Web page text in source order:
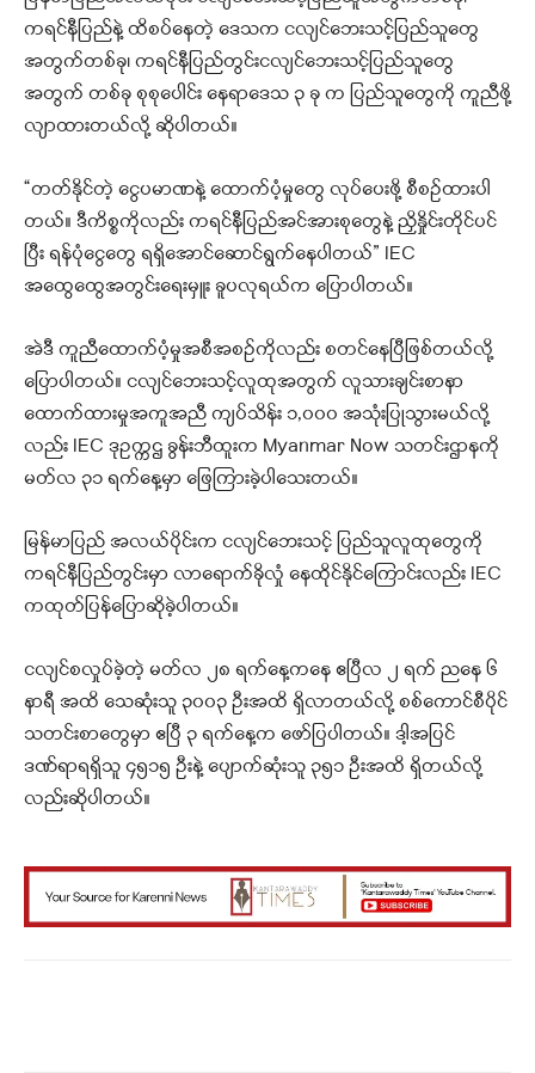
ကရင်နီပြည်နဲ့ ထိစပ်နေတဲ့ ဒေသက ငလျင်ဘေးသင့်ပြည်သူတွေ
အတွက်တစ်ခု၊ ကရင်နီပြည်တွင်းငလျင်ဘေးသင့်ပြည်သူတွေ
အတွက် တစ်ခု စုစုပေါင်း နေရာဒေသ ၃ ခု က ပြည်သူတွေကို ကူညီဖို့
လျာထားတယ်လို့ ဆိုပါတယ်။
“တတ်နိုင်တဲ့ ငွေပမာဏနဲ့ ထောက်ပံ့မှုတွေ လုပ်ပေးဖို့ စီစဥ်ထားပါ
တယ်။ ဒီကိစ္စကိုလည်း ကရင်နီပြည်အင်အားစုတွေနဲ့ ညှိနှိုင်းတိုင်ပင်
ပြီး ရန်ပုံငွေတွေ ရရှိအောင်ဆောင်ရွက်နေပါတယ်” IEC
အထွေထွေအတွင်းရေးမှူး ခူပလုရယ်က ပြောပါတယ်။
အဲဒီ ကူညီထောက်ပံ့မှုအစီအစဥ်ကိုလည်း စတင်နေပြီဖြစ်တယ်လို့
ပြောပါတယ်။ ငလျင်ဘေးသင့်လူထုအတွက် လူသားချင်းစာနာ
ထောက်ထားမှုအကူအညီ ကျပ်သိန်း ၁,၀၀၀ အသုံးပြုသွားမယ်လို့
လည်း IEC ဒုဥက္ကဌ ခွန်းဘီထူးက Myanmar Now သတင်းဌာနကို
မတ်လ ၃၁ ရက်နေ့မှာ ဖြေကြားခဲ့ပါသေးတယ်။
မြန်မာပြည် အလယ်ပိုင်းက ငလျင်ဘေးသင့် ပြည်သူလူထုတွေကို
ကရင်နီပြည်တွင်းမှာ လာရောက်ခိုလှုံ နေထိုင်နိုင်ကြောင်းလည်း IEC
ကထုတ်ပြန်ပြောဆိုခဲ့ပါတယ်။
ငလျင်စလှုပ်ခဲ့တဲ့ မတ်လ ၂၈ ရက်နေ့ကနေ ဧပြီလ ၂ ရက် ညနေ ၆
နာရီ အထိ သေဆုံးသူ ၃၀၀၃ ဦးအထိ ရှိလာတယ်လို့ စစ်ကောင်စီပိုင်
သတင်းစာတွေမှာ ဧပြီ ၃ ရက်နေ့က ဖော်ပြပါတယ်။ ဒါ့အပြင်
ဒဏ်ရာရရှိသူ ၄၅၁၅ ဦးနဲ့ ပျောက်ဆုံးသူ ၃၅၁ ဦးအထိ ရှိတယ်လို့
လည်းဆိုပါတယ်။